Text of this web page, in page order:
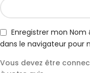
Enregistrer mon
dans le navigateur pour
Vous devez être